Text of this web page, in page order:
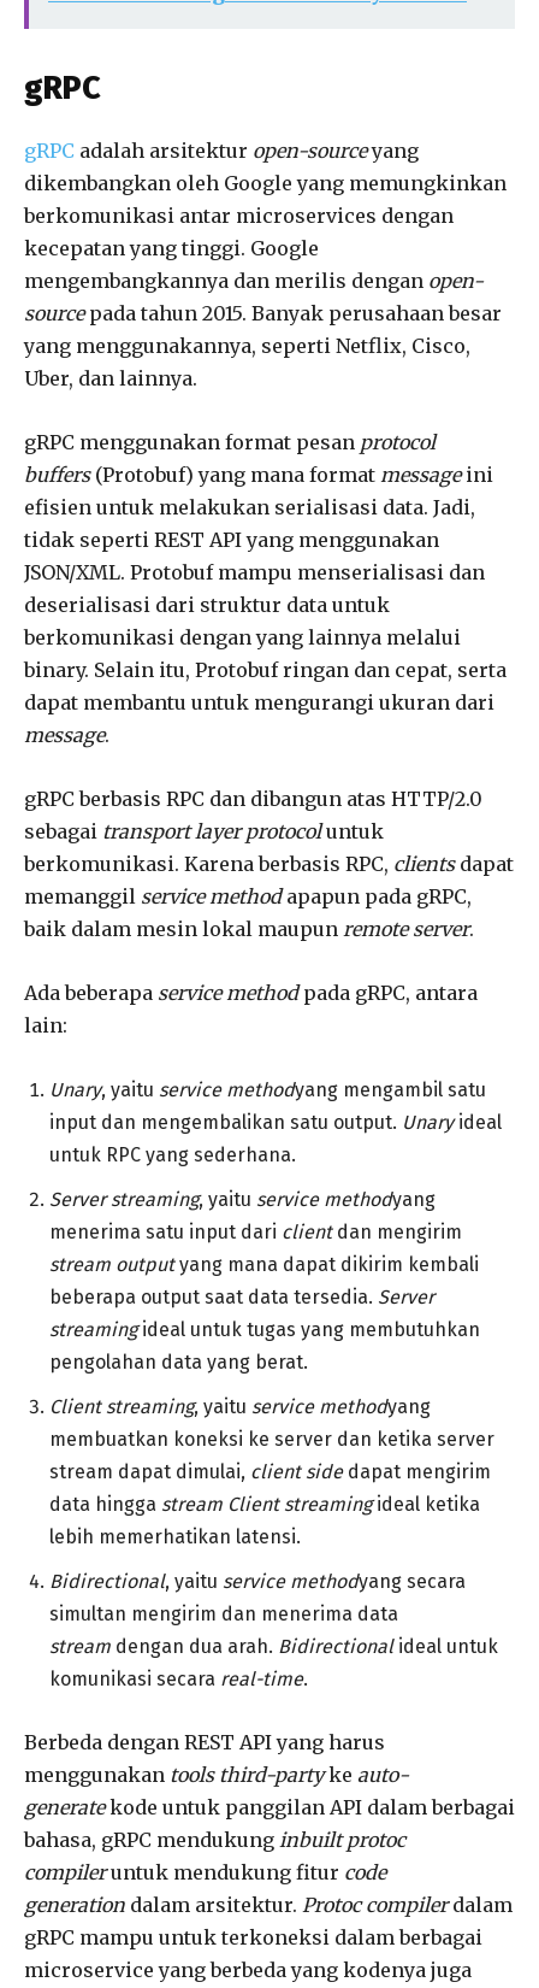
gRPC
gRPC adalah arsitektur open-sourceyang
dikembangkan oleh Google yang memungkinkan
berkomunikasi antar microservices dengan
kecepatan yang tinggi. Google
mengembangkannya dan merilis dengan open-
sourcepada tahun 2015. Banyak perusahaan besar
yang menggunakannya, seperti Netflix, Cisco,
Uber, dan lainnya.
gRPC menggunakan format pesan protocol
buffers(Protobuf) yang mana format messageini
efisien untuk melakukan serialisasi data. Jadi,
tidak seperti REST API yang menggunakan
JSON/XML. Protobuf mampu menserialisasi dan
deserialisasi dari struktur data untuk
berkomunikasi dengan yang lainnya melalui
binary. Selain itu, Protobuf ringan dan cepat, serta
dapat membantu untuk mengurangi ukuran dari
message.
gRPC berbasis RPC dan dibangun atas HTTP/2.0
sebagai transport layer protocoluntuk
berkomunikasi. Karena berbasis RPC, clientsdapat
memanggil service methodapapun pada gRPC,
baik dalam mesin lokal maupun remote server.
Ada beberapa service methodpada gRPC, antara
lain:
Unary, yaitu service methodyang mengambil satu
input dan mengembalikan satu output. Unaryideal
untuk RPC yang sederhana.
Server streaming, yaitu service methodyang
menerima satu input dari clientdan mengirim
stream outputyang mana dapat dikirim kembali
beberapa output saat data tersedia. Server
streamingideal untuk tugas yang membutuhkan
pengolahan data yang berat.
Client streaming, yaitu service methodyang
membuatkan koneksi ke server dan ketika server
stream dapat dimulai, client sidedapat mengirim
data hingga stream Client streamingideal ketika
lebih memerhatikan latensi.
Bidirectional, yaitu service methodyang secara
simultan mengirim dan menerima data
stream dengan dua arah. Bidirectionalideal untuk
komunikasi secara real-time.
Berbeda dengan REST API yang harus
menggunakan tools third-partyke auto-
generatekode untuk panggilan API dalam berbagai
bahasa, gRPC mendukung inbuilt protoc
compileruntuk mendukung fitur code
generation dalam arsitektur. Protoc compilerdalam
gRPC mampu untuk terkoneksi dalam berbagai
microservice yang berbeda yang kodenya juga